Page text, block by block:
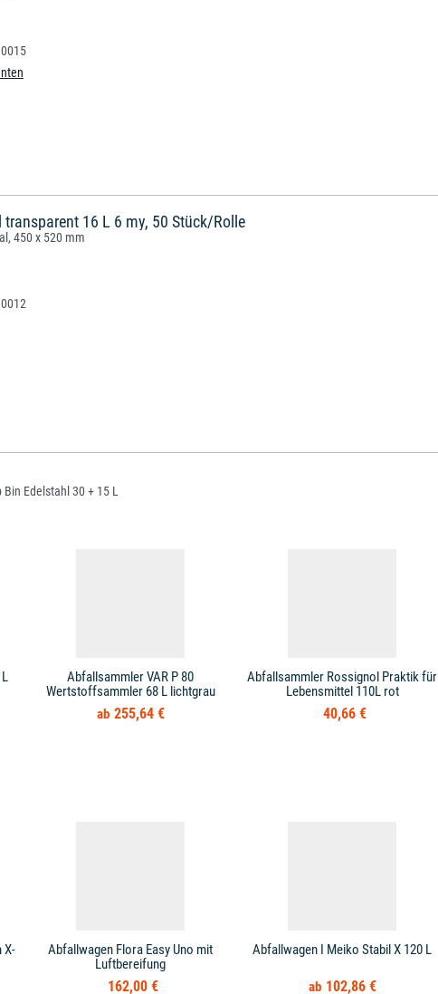
transparent 16 L 6 my, 50 Stück/Rolle
450 x 520 mm
Edelstahl 30 + 15 L
Abfallsammler VAR P 80
Wertstoffsammler 68 L lichtgrau
255,64 €
Abfallsammler Rossignol Praktik für
Lebensmittel 110L rot
40,66 €
X-
Abfallwagen Flora Easy Uno mit
Luftbereifung
162,00 €
Abfallwagen I Meiko Stabil X 120 L
102,86 €